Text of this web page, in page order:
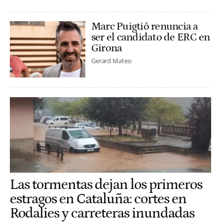
Marc Puigtió renuncia a
ser el candidato de ERC en
Girona
Gerard Mateo
Las tormentas dejan los primeros
estragos en Cataluña: cortes en
Rodalies y carreteras inundadas